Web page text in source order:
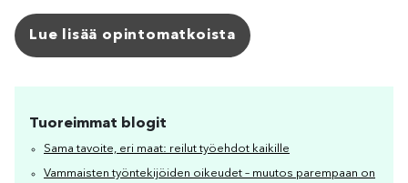
Lue lisää opintomatkoista
Tuoreimmat blogit
Sama tavoite, eri maat: reilut työehdot kaikille
Vammaisten työntekijöiden oikeudet – muutos parempaan on